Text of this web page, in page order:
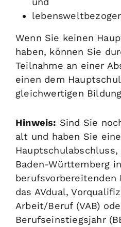
Wenn Sie keinen
haben, können Sie
Teilnahme an einer
einen dem
gleichwertigen
Hinweis: Sind Sie
alt und haben Sie
Baden-Württemberg
berufsvorbereitenden
das AVdual,
Arbeit/Beruf (VAB)
Berufseinstiegsjahr